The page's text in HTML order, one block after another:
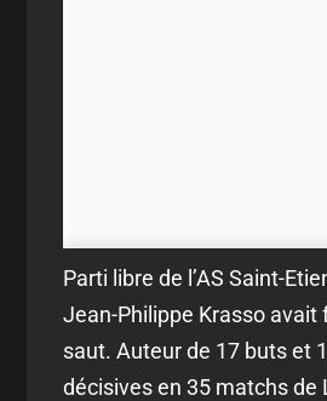
Parti libre de l’AS Saint-
Jean-Philippe Krasso avait
saut. Auteur de 17 buts et
décisives en 35 matchs de